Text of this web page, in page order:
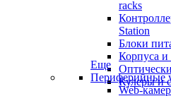
racks
Station
Блоки
Корпуса и
Кулеры и
Еще
Периферийные
Web-